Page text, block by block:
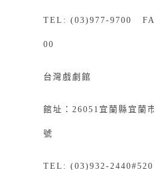
TEL: (03)977-9700
00
台灣戲劇館
館址：26051宜蘭縣宜蘭
號
TEL: (03)932-